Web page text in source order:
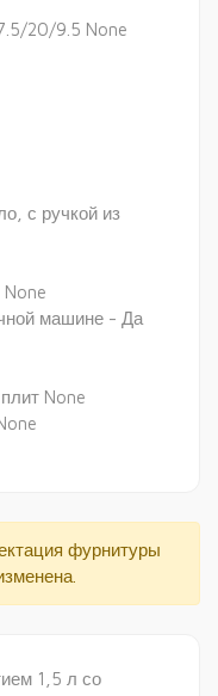
20/9.5 None
с ручкой из
машине - Да
None
фурнитуры
1,5 л со